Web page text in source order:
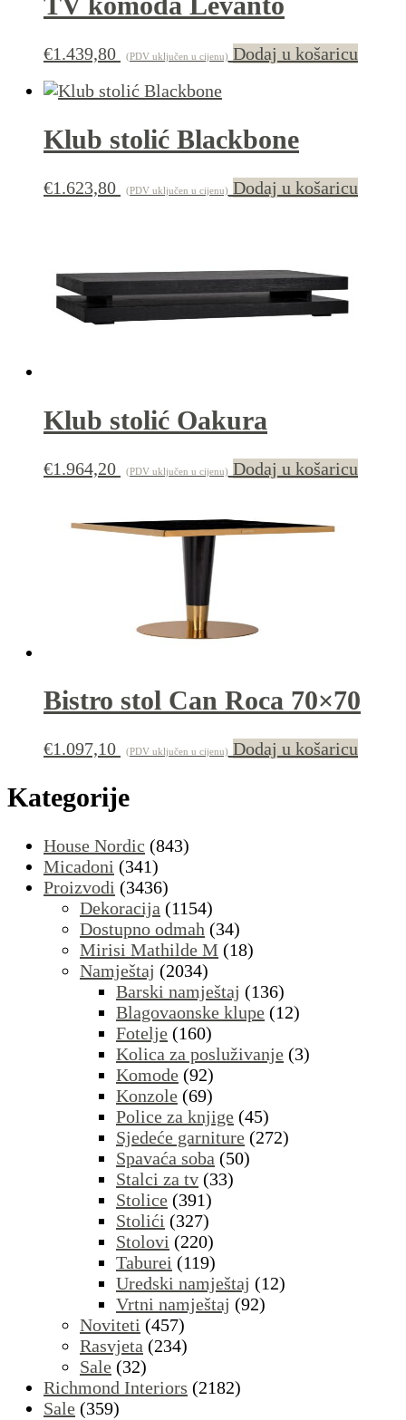
€1.439,80 (PDV uključen u cijenu) Dodaj u košaricu
Klub stolić Blackbone
€1.623,80 (PDV uključen u cijenu) Dodaj u košaricu
Klub stolić Oakura
€1.964,20 (PDV uključen u cijenu) Dodaj u košaricu
Bistro stol Can Roca 70×70
€1.097,10 (PDV uključen u cijenu) Dodaj u košaricu
Kategorije
House Nordic (843)
Micadoni (341)
Proizvodi (3436)
Dekoracija (1154)
Dostupno odmah (34)
Mirisi Mathilde M (18)
Namještaj (2034)
Barski namještaj (136)
Blagovaonske klupe (12)
Fotelje (160)
Kolica za posluživanje (3)
Komode (92)
Konzole (69)
Police za knjige (45)
Sjedeće garniture (272)
Spavaća soba (50)
Stalci za tv (33)
Stolice (391)
Stolići (327)
Stolovi (220)
Taburei (119)
Uredski namještaj (12)
Vrtni namještaj (92)
Noviteti (457)
Rasvjeta (234)
Sale (32)
Richmond Interiors (2182)
Sale (359)